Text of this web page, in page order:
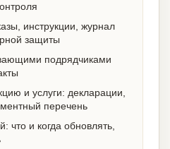
инструкции, журнал
защиты
подрядчиками
и услуги: декларации,
перечень
что и когда обновлять,